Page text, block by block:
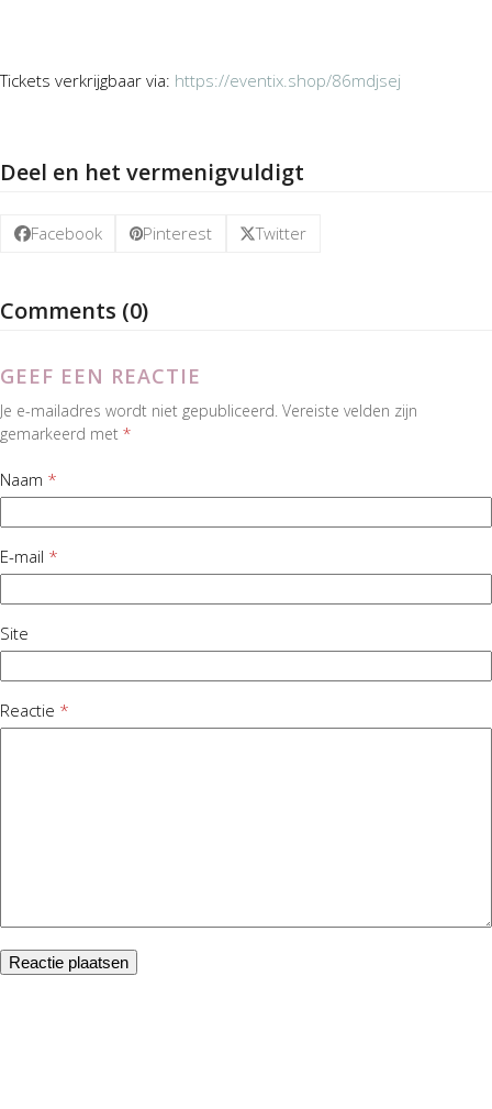
Tickets verkrijgbaar via: https://eventix.shop/86mdjsej
Deel en het vermenigvuldigt
Facebook Pinterest Twitter
Comments (0)
GEEF EEN REACTIE
Je e-mailadres wordt niet gepubliceerd. Vereiste velden zijn
gemarkeerd met *
Naam *
E-mail *
Site
Reactie *